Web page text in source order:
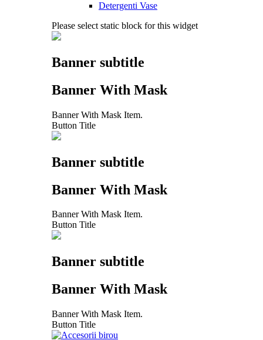
Detergenti Vase
Please select static block for this widget
Banner subtitle
Banner With Mask
Banner With Mask Item.
Button Title
Banner subtitle
Banner With Mask
Banner With Mask Item.
Button Title
Banner subtitle
Banner With Mask
Banner With Mask Item.
Button Title